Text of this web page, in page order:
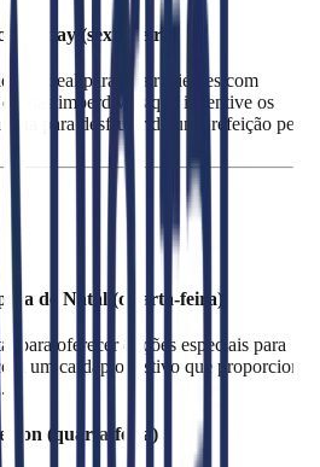
Friday (sexta-feira)
ideal para atrair clientes com
ofertas imperdíveis que incentive os
para desfrutar de uma refeição pelo
de Natal (quarta-feira)
para oferecer opções especiais para
um cardápio festivo que proporcione
(quarta-feira)